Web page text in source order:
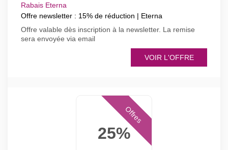
Rabais Eterna
Offre newsletter : 15% de réduction | Eterna
Offre valable dès inscription à la newsletter. La remise
sera envoyée via email
VOIR L'OFFRE
25%
Offres